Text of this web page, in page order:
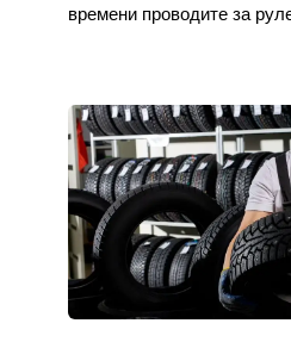
времени проводите за